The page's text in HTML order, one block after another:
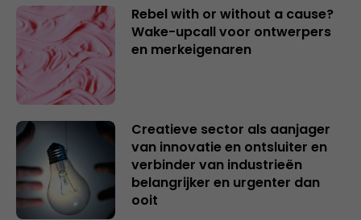
Rebel with or without a cause?
Wake-upcall voor ontwerpers
en merkeigenaren
Creatieve sector als aanjager
van innovatie en ontsluiter en
verbinder van industrieën
belangrijker en urgenter dan
ooit